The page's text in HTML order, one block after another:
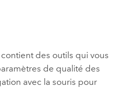
des outils qui vous
de qualité des
avec la souris pour